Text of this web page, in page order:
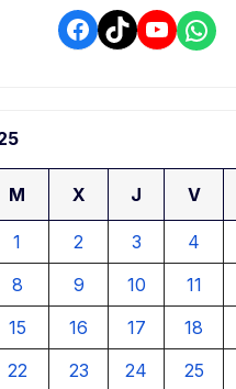
entradas
Facebook
TikTokYouTube
M X J V
1 2 3 4
8 9 10 11
15 16 17 18
22 23 24 25